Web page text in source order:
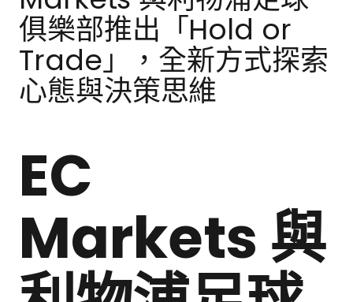
俱樂部推出「Hold or
Trade」，全新方式探索
心態與決策思維
EC
Markets 與